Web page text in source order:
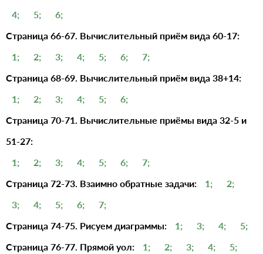
4;
5;
6;
Страница 66-67. Вычислительный приём вида 60-17:
1;
2; 3; 4; 5; 6;
7;
Страница 68-69. Вычислительный приём вида 38+14:
1;
2; 3; 4; 5;
6;
Страница 70-71. Вычислительные приёмы вида 32-5 и
51-27:
1;
2; 3; 4; 5; 6;
7;
Страница 72-73. Взаимно обратные задачи:
1;
2;
3;
4; 5; 6;
7;
Страница 74-75. Рисуем диаграммы:
1; 3; 4;
5;
Страница 76-77. Прямой уол:
1; 2; 3; 4;
5;